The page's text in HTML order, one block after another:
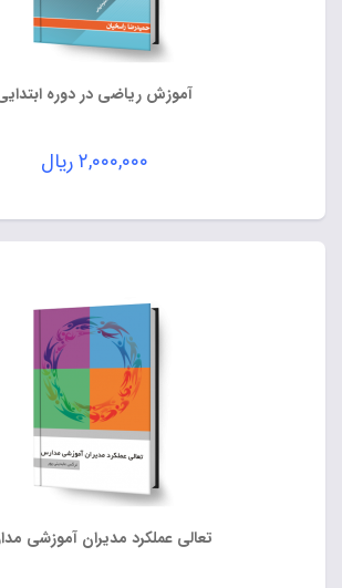
آموزش ریاضی در دوره
۲,۰۰۰,۰۰۰ریال
تعالی عملکرد مدیران آموزشی